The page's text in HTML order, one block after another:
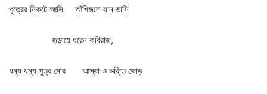
পুত্রের নিকটে আসি আঁখিজলে যান ভাসি
জড়ায়ে ধরেন কবিরাজ,
ধন্য ধন্য পুত্র মোর আস্থা ও ভক্তি জোড়